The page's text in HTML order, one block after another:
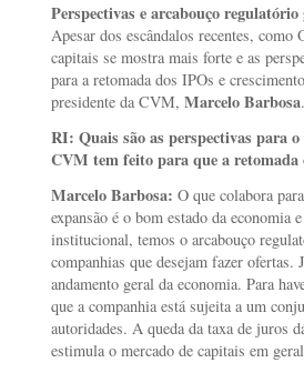
Perspectivas e arcabouço
Apesar dos escândalos recentes,
capitais se mostra mais forte e as
para a retomada dos IPOs e
presidente da CVM, Marcelo Barbosa.
RI: Quais são as perspectivas para
CVM tem feito para que a retomada
Marcelo Barbosa: O que colabora
expansão é o bom estado da economia
institucional, temos o arcabouço
companhias que desejam fazer
andamento geral da economia. Para
que a companhia está sujeita a um
autoridades. A queda da taxa de juros
estimula o mercado de capitais em